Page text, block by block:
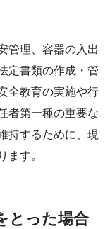
管理、容器の入出
定書類の作成・管
全教育の実施や行
者第一種の重要な
持するために、現
ます。
とった場合